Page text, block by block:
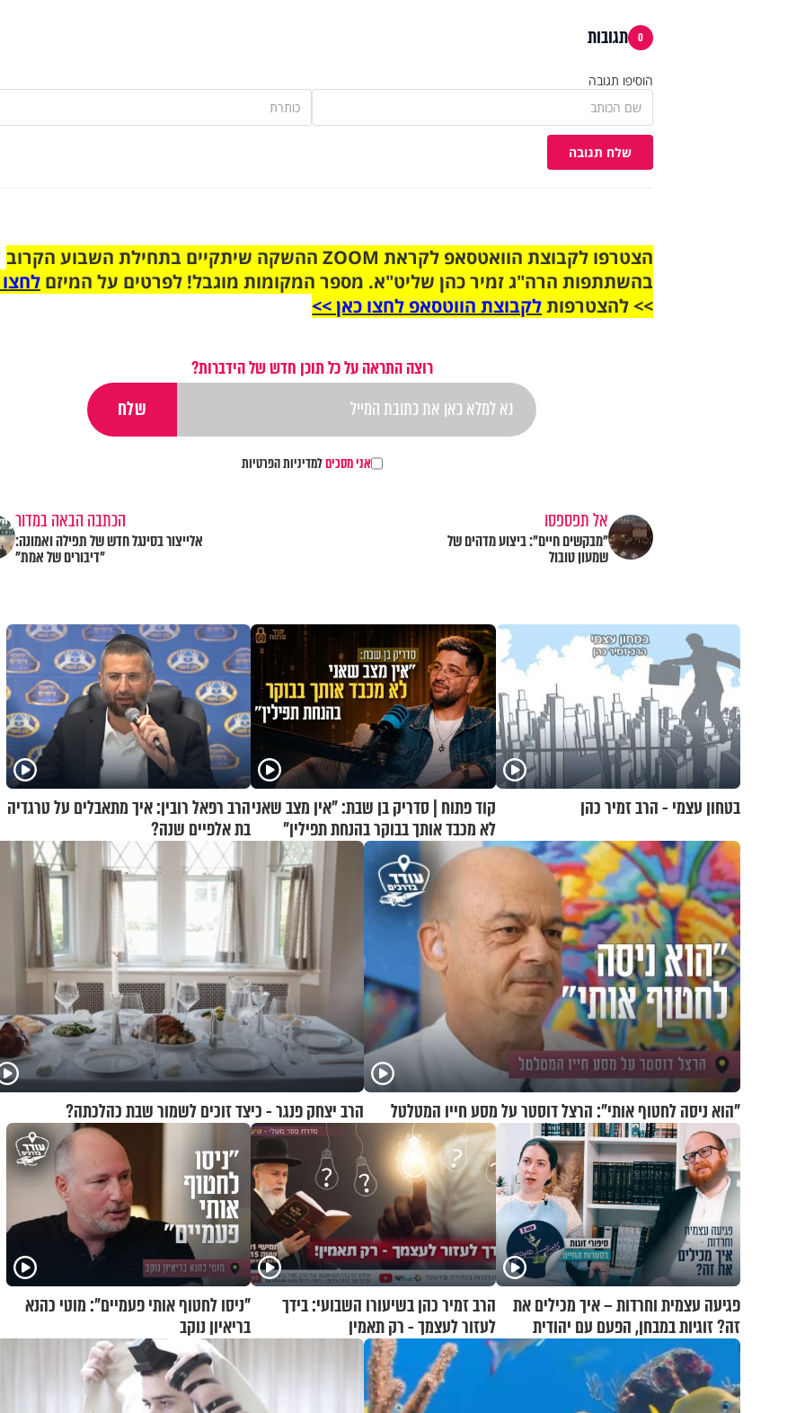
0 תגובות
הוסיפו תגובה
שלח תגובה
הצטרפו לקבוצת הוואטסאפ לקראת ZOOM ההשקה שיתקיים בתחילת השבוע הקרוב
בהשתתפות הרה"ג זמיר כהן שליט"א. מספר המקומות מוגבל! לפרטים על המיזם
>> להצטרפותלקבוצת הווטסאפ לחצו כאן >>
רוצה התראה על כל תוכן חדש של הידברות?
אני מסכיםלמדיניות הפרטיות
אל תפספסו
"מבקשים חיים": ביצוע מדהים של
שמעון טובול
הכתבה הבאה במדור
אלייצור בסינגל חדש של תפילה ואמונה:
"דיבורים של אמת"
בטחון עצמי - הרב זמיר כהן
קוד פתוח | סדריק בן שבת: "אין מצב שאני
לא מכבד אותך בבוקר בהנחת תפילין"
הרב רפאל רובין: איך מתאבלים על טרגדיה
בת אלפיים שנה?
"הוא ניסה לחטוף אותי": הרצל דוסטר על מסע חייו המטלטל הרב יצחק פנגר - כיצד זוכים לשמור שבת כהלכתה?
פגיעה עצמית וחרדות – איך מכילים את
זה? זוגיות במבחן, הפעם עם יהודית
ואלתר כהן
הרב זמיר כהן בשיעורו השבועי: בידך
לעזור לעצמך - רק תאמין
"ניסו לחטוף אותי פעמיים": מוטי כהנא
בריאיון נוקב